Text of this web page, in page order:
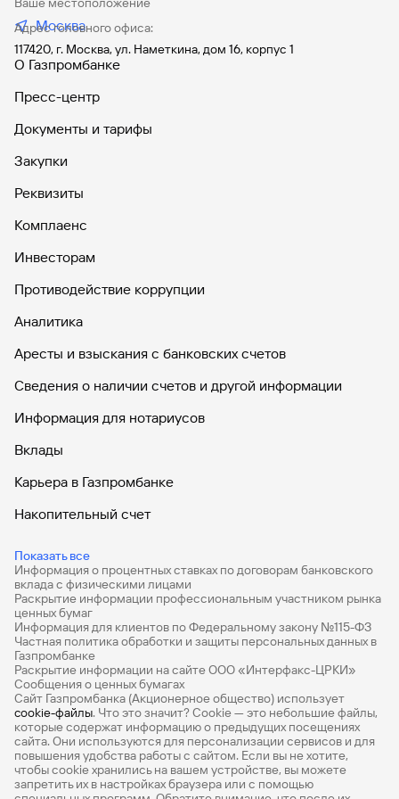
Полный перечень ограничений приведен в условиях
страхования
Ограничения по принятию на страхование по риску
военнослужащие и гражданские служащие
лица, чей общий трудовой стаж составляет менее 12
на дату оформления договора страхования
работы на момент заключения договора страхования
основному месту работы
индивидуальные предприниматели
неоплачиваемом отпуске, в отпуске по
ребенком
Полный перечень ограничений приведен в условиях
Москва
Адрес головного офиса:
117420, г. Москва, ул. Наметкина, дом 16, корпус 1
О Газпромбанке
Пресс-центр
Документы и тарифы
Закупки
Реквизиты
Комплаенс
Инвесторам
Противодействие коррупции
Аналитика
Аресты и взыскания с банковских счетов
Сведения о наличии счетов и другой информации
Информация для нотариусов
Вклады
Карьера в Газпромбанке
Накопительный счет
Показать все
Дебетовые карты с бесплатным обслуживанием
Все накопительные счета
Банковские вклады на 3 месяца
Вклады с высоким процентом
Калькулятор вкладов
Виртуальные карты
Премиум
Информация о процентных ставках по договорам банковского
вклада с физическими лицами
Раскрытие информации профессиональным участником рынка
ценных бумаг
Информация для клиентов по Федеральному закону №115-ФЗ
Частная политика обработки и защиты персональных данных в
Газпромбанке
Раскрытие информации на сайте ООО «Интерфакс-ЦРКИ»
Сообщения о ценных бумагах
Сайт Газпромбанка (Акционерное общество) использует
cookie-файлы. Что это значит? Сookie — это небольшие файлы,
которые содержат информацию о предыдущих посещениях
сайта. Они используются для персонализации сервисов и для
повышения удобства работы с сайтом. Если вы не хотите,
чтобы сookie хранились на вашем устройстве, вы можете
запретить их в настройках браузера или с помощью